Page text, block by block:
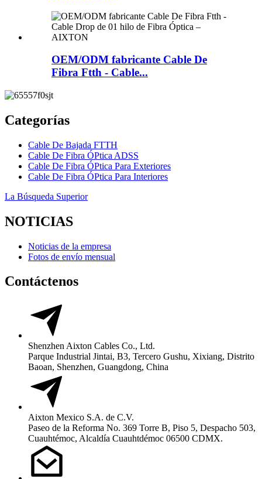
OEM/ODM fabricante Cable De
Fibra Ftth - Cable...
Categorías
Cable De Bajada FTTH
Cable De Fibra ÓPtica ADSS
Cable De Fibra ÓPtica Para Exteriores
Cable De Fibra ÓPtica Para Interiores
La Búsqueda Superior
NOTICIAS
Noticias de la empresa
Fotos de envío mensual
Contáctenos
Shenzhen Aixton Cables Co., Ltd.
Parque Industrial Jintai, B3, Tercero Gushu, Xixiang, Distrito
Baoan, Shenzhen, Guangdong, China
Aixton Mexico S.A. de C.V.
Paseo de la Reforma No. 369 Torre B, Piso 5, Despacho 503,
Cuauhtémoc, Alcaldía Cuauhtdémoc 06500 CDMX.